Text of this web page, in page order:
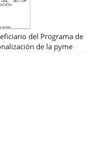
del Programa de
de la pyme